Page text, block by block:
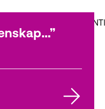
Hur är det att gå på